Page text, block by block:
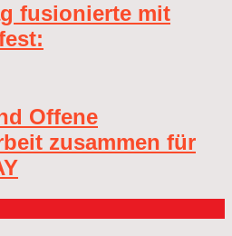
fusionierte mit
Offene
zusammen für